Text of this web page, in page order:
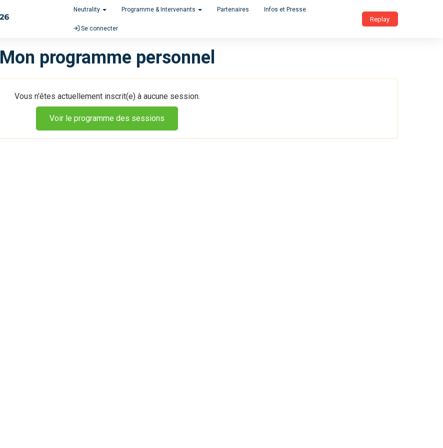
Neutrality Programme & Intervenants Partenaires Infos et Presse
Se connecter
Replay
Mon programme personnel
Vous n'êtes actuellement inscrit(e) à aucune session.
Voir le programme des sessions